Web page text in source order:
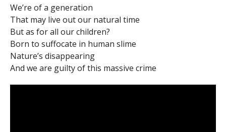
We’re of a generation
That may live out our natural time
But as for all our children?
Born to suffocate in human slime
Nature’s disappearing
And we are guilty of this massive crime